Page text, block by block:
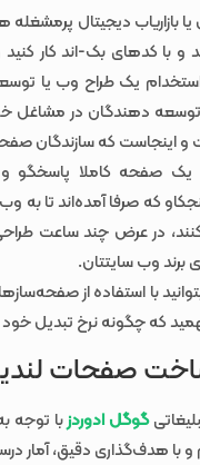
بازاریاب دیجیتال
و با کدهای بک‌-اند کار
یک طراح وب یا
دهندگان در مشاغل
اینجاست که سازندگان
صفحه کاملا پاسخگو و
که صرفا آمده‌اند تا
در عرض چند ساعت
برند وب سایتتان.
با استفاده از
که چگونه نرخ تبدیل خود
صفحات
گوگل ادوردزبا توجه
و با هدف‌گذاری دقیق، آمار